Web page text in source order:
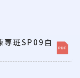
專班SP09自